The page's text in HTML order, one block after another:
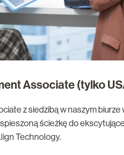
Associate (tylko
z siedzibą w naszym biurze
ścieżkę do
Technology.